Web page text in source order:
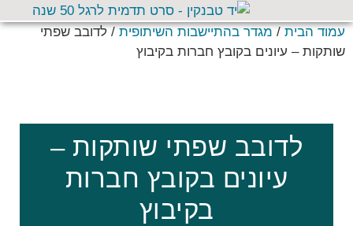
עמוד הבית/מגדר בהתיישבות השיתופית/ לדובב שפתי
שותקות – עיונים בקובץ חברות בקיבוץ
לדובב שפתי שותקות –
עיונים בקובץ חברות
בקיבוץ